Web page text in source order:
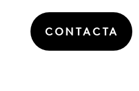
CONTACTA